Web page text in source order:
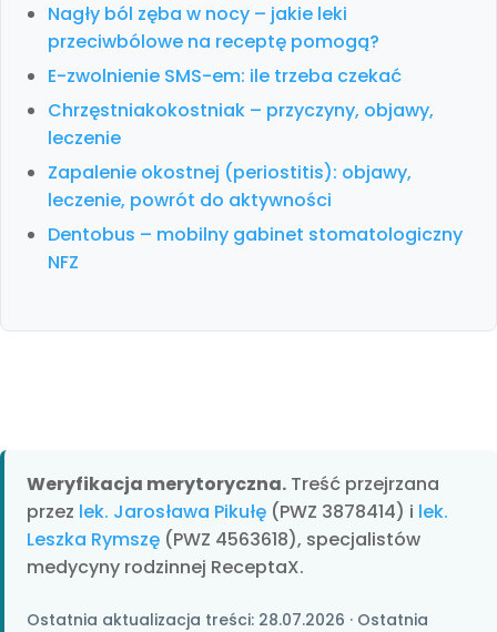
Nagły ból zęba w nocy – jakie leki
przeciwbólowe na receptę pomogą?
E-zwolnienie SMS-em: ile trzeba czekać
Chrzęstniakokostniak – przyczyny, objawy,
leczenie
Zapalenie okostnej (periostitis): objawy,
leczenie, powrót do aktywności
Dentobus – mobilny gabinet stomatologiczny
NFZ
Weryfikacja merytoryczna. Treść przejrzana
przez lek. Jarosława Pikułę (PWZ 3878414) i lek.
Leszka Rymszę (PWZ 4563618), specjalistów
medycyny rodzinnej ReceptaX.
Ostatnia aktualizacja treści: 28.07.2026 · Ostatnia